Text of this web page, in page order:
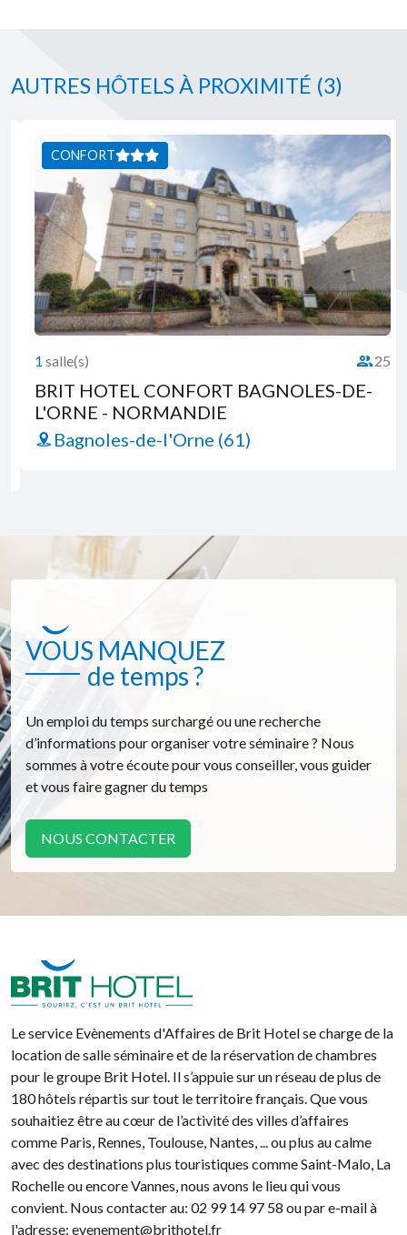
AUTRES HÔTELS À PROXIMITÉ (3)
CONFORT
BRIT HOTEL CONFORT BAGNOLES-DE-
L'ORNE - NORMANDIE
salle(s) Capacité :
25
Bagnoles-de-l'Orne (61)
VOUS MANQUEZ
de temps ?
Un emploi du temps surchargé ou une recherche
d’informations pour organiser votre séminaire ? Nous
sommes à votre écoute pour vous conseiller, vous guider
et vous faire gagner du temps
NOUS CONTACTER
Brit Hotel
Le service Evènements d'Affaires de Brit Hotel se charge de la
location de salle séminaire et de la réservation de chambres
pour le groupe Brit Hotel. Il s’appuie sur un réseau de plus de
180 hôtels répartis sur tout le territoire français. Que vous
souhaitiez être au cœur de l’activité des villes d’affaires
comme Paris, Rennes, Toulouse, Nantes, ... ou plus au calme
avec des destinations plus touristiques comme Saint-Malo, La
Rochelle ou encore Vannes, nous avons le lieu qui vous
convient. Nous contacter au: 02 99 14 97 58 ou par e-mail à
l'adresse: evenement@brithotel.fr